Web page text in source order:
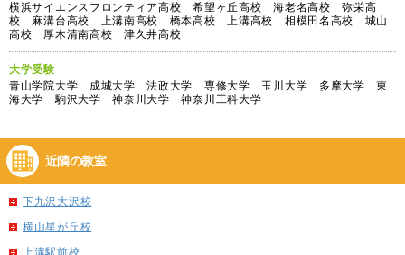
横浜サイエンスフロンティア高校 希望ヶ丘高校 海老名高校 弥栄高
校 麻溝台高校 上溝南高校 橋本高校 上溝高校 相模田名高校 城山
高校 厚木清南高校 津久井高校
大学受験
青山学院大学 成城大学 法政大学 専修大学 玉川大学 多摩大学 東
海大学 駒沢大学 神奈川大学 神奈川工科大学
近隣の教室
下九沢大沢校
横山星が丘校